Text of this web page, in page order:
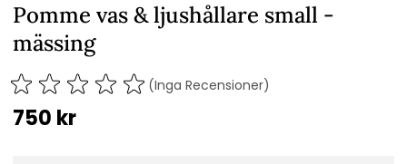
Pomme vas & ljushållare small -
mässing
(Inga Recensioner)
750 kr